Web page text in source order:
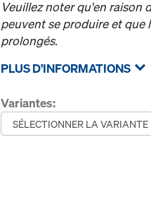
Veuillez noter qu'en raison
peuvent se produire et que
prolongés.
PLUS D'INFORMATIONS
Variantes: